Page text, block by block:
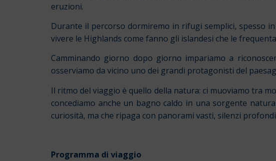
eruzioni.
Durante il percorso dormiremo in rifugi semplici, spesso
vivere le Highlands come fanno gli islandesi che le
Camminando giorno dopo giorno impariamo a
osserviamo da vicino uno dei grandi protagonisti del
Il ritmo del viaggio è quello della natura: ci muoviamo tra
concediamo anche un bagno caldo in una sorgente
curiosità, ma che ripaga con panorami vasti, silenzi
Programma di viaggio